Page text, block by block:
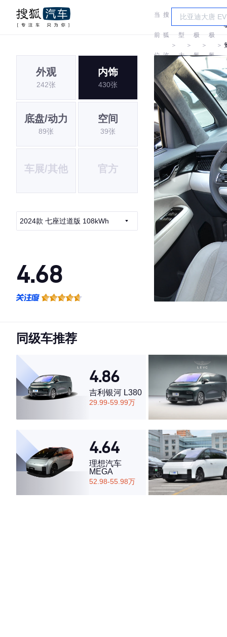
当
前
位
置:
搜
狐
汽
车
＞
车
型
大
全
＞
极
氪
＞
极
氪
＞
外观
242张
内饰
430张
底盘/动力
89张
空间
39张
车展/其他 官方
2024款 七座过道版 108kWh
4.68
·空间表现一般，低于73%同级车
同级车推荐
4.86
吉利银河 L380
29.99-59.99万
4.64
理想汽车
MEGA
52.98-55.98万